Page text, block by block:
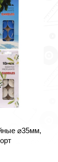
⌀35мм,